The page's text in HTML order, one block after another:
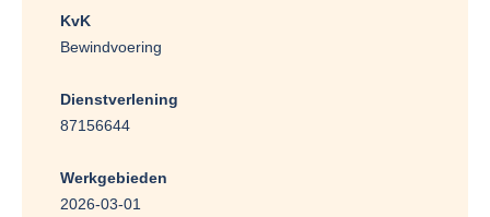
KvK
Bewindvoering
Dienstverlening
87156644
Werkgebieden
2026-03-01